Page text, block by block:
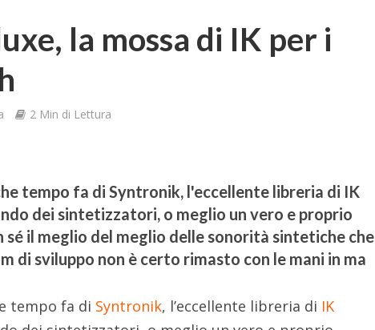
la mossa di IK per i
2 Min di Lettura
tempo fa di Syntronik, l'eccellente libreria di IK
dei sintetizzatori, o meglio un vero e proprio
il meglio del meglio delle sonorità sintetiche che
di sviluppo non è certo rimasto con le mani in ma
tempo fa di Syntronik, l’eccellente libreria di IK